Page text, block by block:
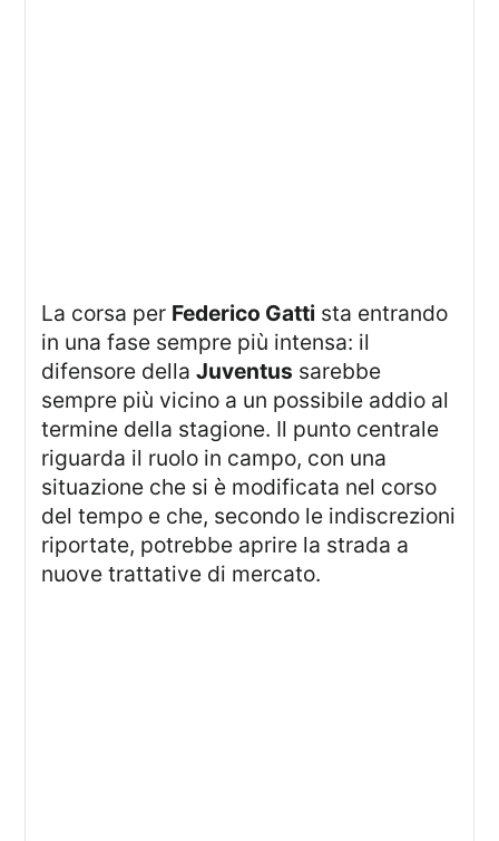
La corsa per Federico Gatti sta entrando
in una fase sempre più intensa: il
difensore dellaJuventus sarebbe
sempre più vicino a un possibile addio al
termine della stagione. Il punto centrale
riguarda il ruolo in campo, con una
situazione che si è modificata nel corso
del tempo e che, secondo le indiscrezioni
riportate, potrebbe aprire la strada a
nuove trattative di mercato.